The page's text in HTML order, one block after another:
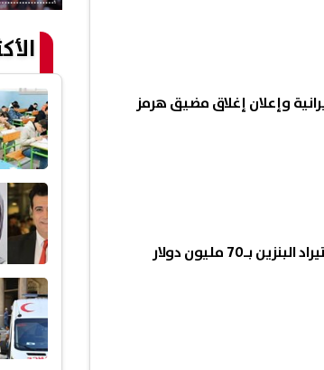
وإعلان إغلاق مضيق هرمز
عبر توسعة معمل تكرير القاهرة.. مصر تخفض فاتورة استيراد البنزين بـ70 مليون دولار